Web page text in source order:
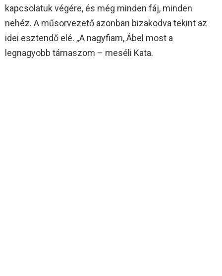
kapcsolatuk végére, és még minden fáj, minden
nehéz. A műsorvezető azonban bizakodva tekint az
idei esztendő elé. „A nagyfiam, Ábel most a
legnagyobb támaszom – meséli Kata. 